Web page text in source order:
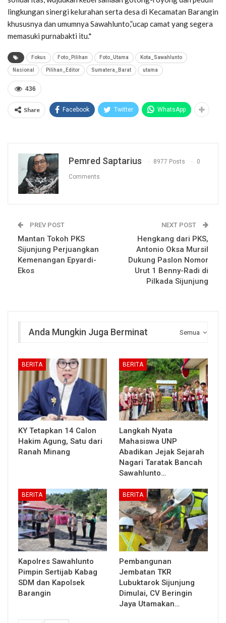
lingkungan sinergi kelurahan serta desa di Kecamatan Barangin
khususnya dan umumnya Sawahlunto,”ucap camat yang segera
memasuki purnabakti itu.*
Fokus Foto_Pilihan Foto_Utama Kota_Sawahlunto
Nasional Pilihan_Editor Sumatera_Barat utama
436
Share Facebook Twitter WhatsApp
Pemred Saptarius 8977 Posts 0
Comments
PREV POST
Mantan Tokoh PKS
Sijunjung Perjuangkan
Kemenangan Epyardi-
Ekos
NEXT POST
Hengkang dari PKS,
Antonio Oksa Mursil
Dukung Paslon Nomor
Urut 1 Benny-Radi di
Pilkada Sijunjung
Semua
Anda Mungkin Juga Berminat
BERITA
KY Tetapkan 14 Calon
Hakim Agung, Satu dari
Ranah Minang
BERITA
Langkah Nyata
Mahasiswa UNP
Abadikan Jejak Sejarah
Nagari Taratak Bancah
Sawahlunto…
BERITA
Kapolres Sawahlunto
Pimpin Sertijab Kabag
SDM dan Kapolsek
Barangin
BERITA
Pembangunan
Jembatan TKR
Lubuktarok Sijunjung
Dimulai, CV Beringin
Jaya Utamakan…